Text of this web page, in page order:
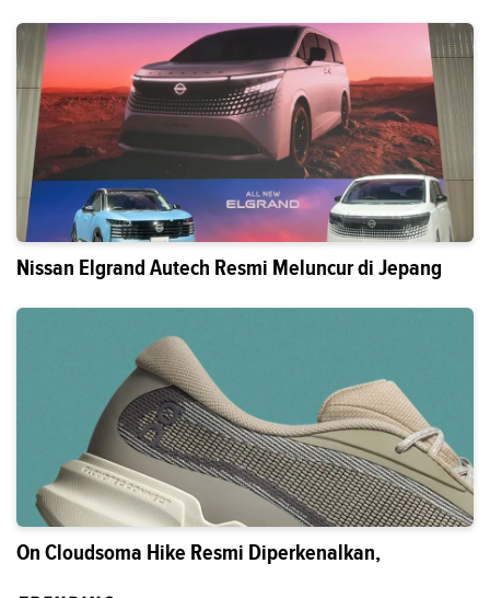
Nissan Elgrand Autech Resmi Meluncur di Jepang
On Cloudsoma Hike Resmi Diperkenalkan,